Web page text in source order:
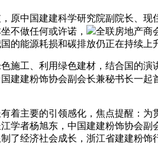
中国建建科学研究院副院长、现
不做任何或许诺，
全联房地产商
的能源耗损和碳排放仍正在持续上
工、利用绿色建材，结合国的演
建建粉饰协会副会长兼秘书长一
主要的引领感化，焦点提醒：为
者杨旭东，中国建建粉饰协会
了经济社会成长，浙江省建建粉